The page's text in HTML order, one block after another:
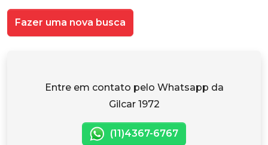
Fazer uma nova busca
Entre em contato pelo Whatsapp da
Gilcar 1972
(11)4367-6767